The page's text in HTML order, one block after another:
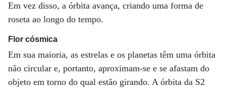
Em vez disso, a órbita avança, criando uma forma de
roseta ao longo do tempo.
Flor cósmica
Em sua maioria, as estrelas e os planetas têm uma órbita
não circular e, portanto, aproximam-se e se afastam do
objeto em torno do qual estão girando. A órbita da S2